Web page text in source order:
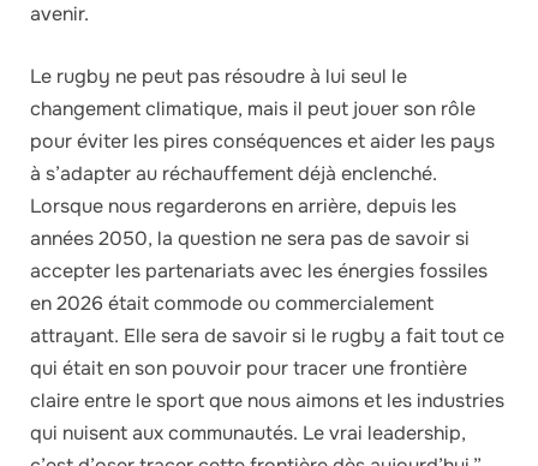
avenir.
Le rugby ne peut pas résoudre à lui seul le
changement climatique, mais il peut jouer son rôle
pour éviter les pires conséquences et aider les pays
à s’adapter au réchauffement déjà enclenché.
Lorsque nous regarderons en arrière, depuis les
années 2050, la question ne sera pas de savoir si
accepter les partenariats avec les énergies fossiles
en 2026 était commode ou commercialement
attrayant. Elle sera de savoir si le rugby a fait tout ce
qui était en son pouvoir pour tracer une frontière
claire entre le sport que nous aimons et les industries
qui nuisent aux communautés. Le vrai leadership,